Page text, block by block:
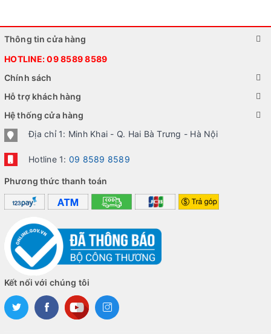
Thông tin cửa hàng
HOTLINE:09 8589 8589
Chính sách
Hỗ trợ khách hàng
Hệ thống cửa hàng
Địa chỉ 1: Minh Khai - Q. Hai Bà Trưng - Hà Nội
Hotline 1: 09 8589 8589
Phương thức thanh toán
Kết nối với chúng tôi